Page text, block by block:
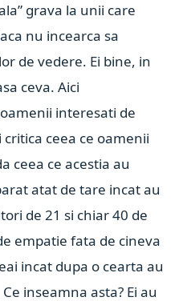
grava la unii care
nu incearca sa
de vedere. Ei bine, in
ceva. Aici
interesati de
ceea ce oamenii
ceea ce acestia au
atat de tare incat au
de 21 si chiar 40 de
empatie fata de cineva
incat dupa o cearta au
inseamna asta? Ei au